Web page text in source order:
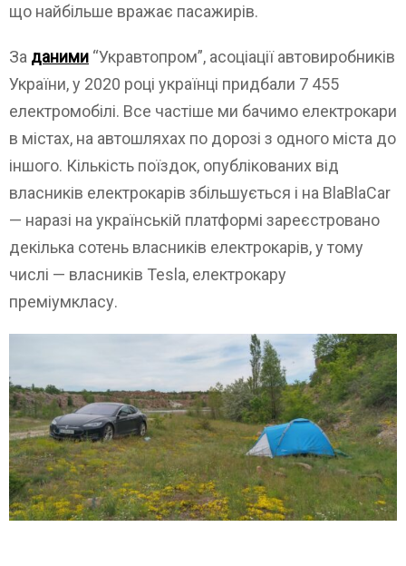
що найбільше вражає пасажирів.
За даними “Укравтопром”, асоціації автовиробників
України, у 2020 році українці придбали 7 455
електромобілі. Все частіше ми бачимо електрокари
в містах, на автошляхах по дорозі з одного міста до
іншого. Кількість поїздок, опублікованих від
власників електрокарів збільшується і на BlaBlaCar
— наразі на українській платформі зареєстровано
декілька сотень власників електрокарів, у тому
числі — власників Tesla, електрокару
преміумкласу.